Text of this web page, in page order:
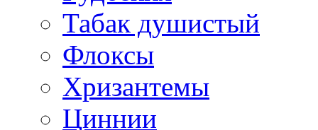
Табак душистый
Флоксы
Хризантемы
Циннии